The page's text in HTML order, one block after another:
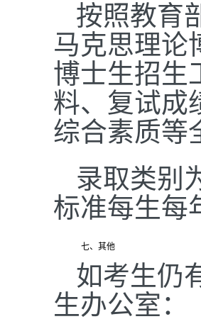
按照教育
马克思理论
博士生招生
料、复试成
综合素质等
录取类别
标准每生每
七、其他
如考生仍
生办公室：